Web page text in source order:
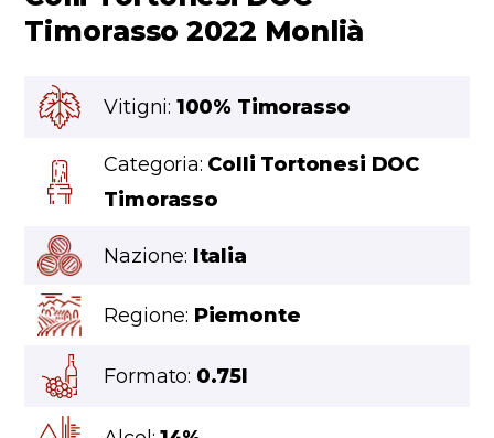
Timorasso 2022 Monlià
Vitigni: 100% Timorasso
Categoria: Colli Tortonesi DOC
Timorasso
Nazione: Italia
Regione: Piemonte
Formato: 0.75l